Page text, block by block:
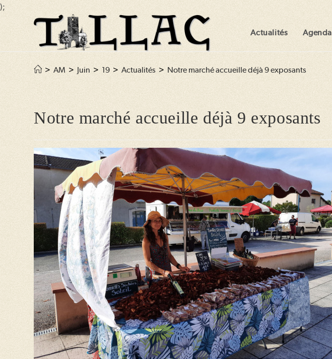
);
Actualités Agenda
> AM > Juin > 19 > Actualités > Notre marché accueille déjà 9 exposants
Notre marché accueille déjà 9 exposants